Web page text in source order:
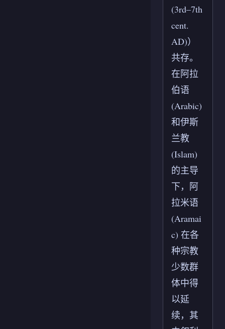
(3rd–7th
cent.
AD)）
共存。
在阿拉
伯语
(Arabic)
和伊斯
兰教
(Islam)
的主导
下，阿
拉米语
(Aramai
c) 在各
种宗教
少数群
体中得
以延
续，其